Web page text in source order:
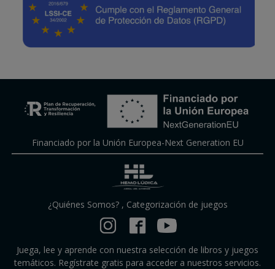
Financiado por la Unión Europea-Next Generation EU
¿Quiénes Somos?, Categorización de juegos
Juega, lee y aprende con nuestra selección de libros y juegos
temáticos. Regístrate gratis para acceder a nuestros servicios.